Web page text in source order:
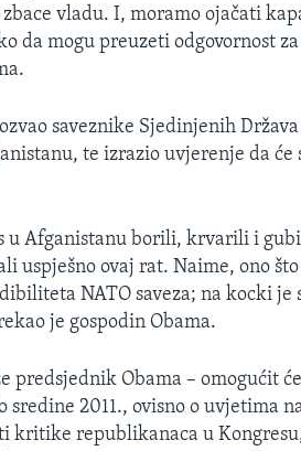
vladu. I, moramo ojačati
da mogu preuzeti odgovornost
saveznike Sjedinjenih
te izrazio uvjerenje da će
u Afganistanu borili, krvarili i
uspješno ovaj rat. Naime, ono
NATO saveza; na kocki je
je gospodin Obama.
predsjednik Obama – omogućit
sredine 2011., ovisno o uvjetima
kritike republikanaca u